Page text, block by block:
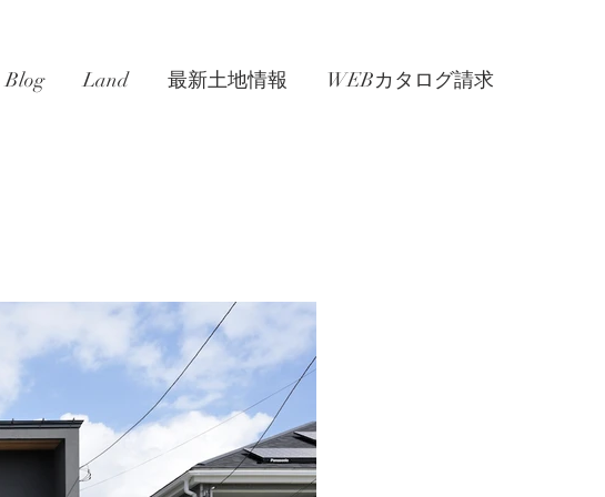
Blog Land 最新土地情報 WEBカタログ請求